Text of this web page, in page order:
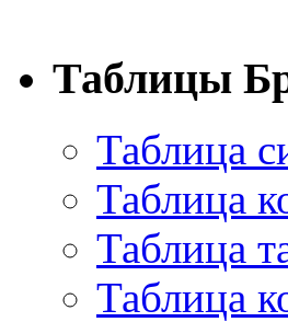
Таблицы
Таблица
Таблица
Таблица
Таблица